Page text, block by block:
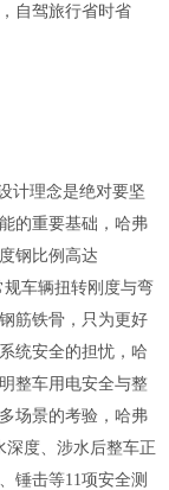
自驾旅行省时省
计理念是绝对要坚
的重要基础，哈弗
钢比例 高达
规车辆扭转刚度与弯
筋铁骨， 只为更好
统安全的担忧，哈
整车用电安全与整
场景的考验，哈弗
深度、涉水后整车正
锤击等11项安全测